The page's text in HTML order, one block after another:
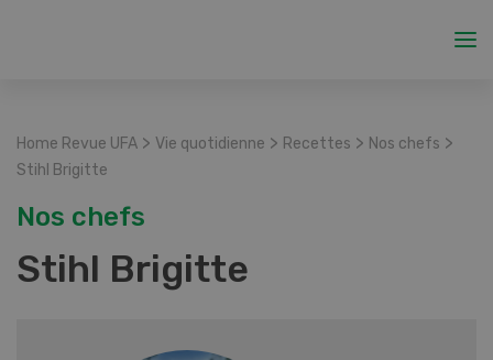
Home Revue UFA > Vie quotidienne > Recettes > Nos chefs >
Stihl Brigitte
Nos chefs
Stihl Brigitte